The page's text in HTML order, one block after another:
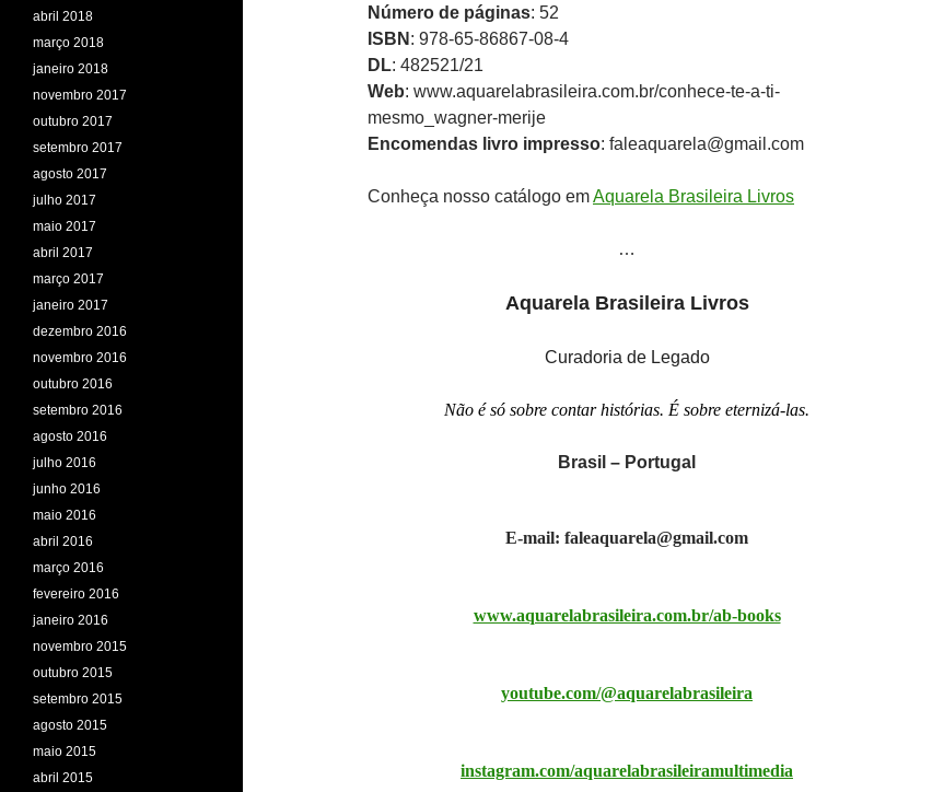
Número de páginas: 52
ISBN : 978-65-86867-08-4
DL: 482521/21
Web: www.aquarelabrasileira.com.br/conhece-te-a-ti-
mesmo_wagner-merije
Encomendas livro impresso: faleaquarela@gmail.com
Conheça nosso catálogo emAquarela Brasileira Livros
…
Aquarela Brasileira Livros
Curadoria de Legado
Não é só sobre contar histórias. É sobre eternizá-las.
Brasil – Portugal
E-mail: faleaquarela@gmail.com
www.aquarelabrasileira.com.br/ab-books
youtube.com/@aquarelabrasileira
instagram.com/aquarelabrasileiramultimedia
abril 2018
março 2018
janeiro 2018
novembro 2017
outubro 2017
setembro 2017
agosto 2017
julho 2017
maio 2017
abril 2017
março 2017
janeiro 2017
dezembro 2016
novembro 2016
outubro 2016
setembro 2016
agosto 2016
julho 2016
junho 2016
maio 2016
abril 2016
março 2016
fevereiro 2016
janeiro 2016
novembro 2015
outubro 2015
setembro 2015
agosto 2015
maio 2015
abril 2015